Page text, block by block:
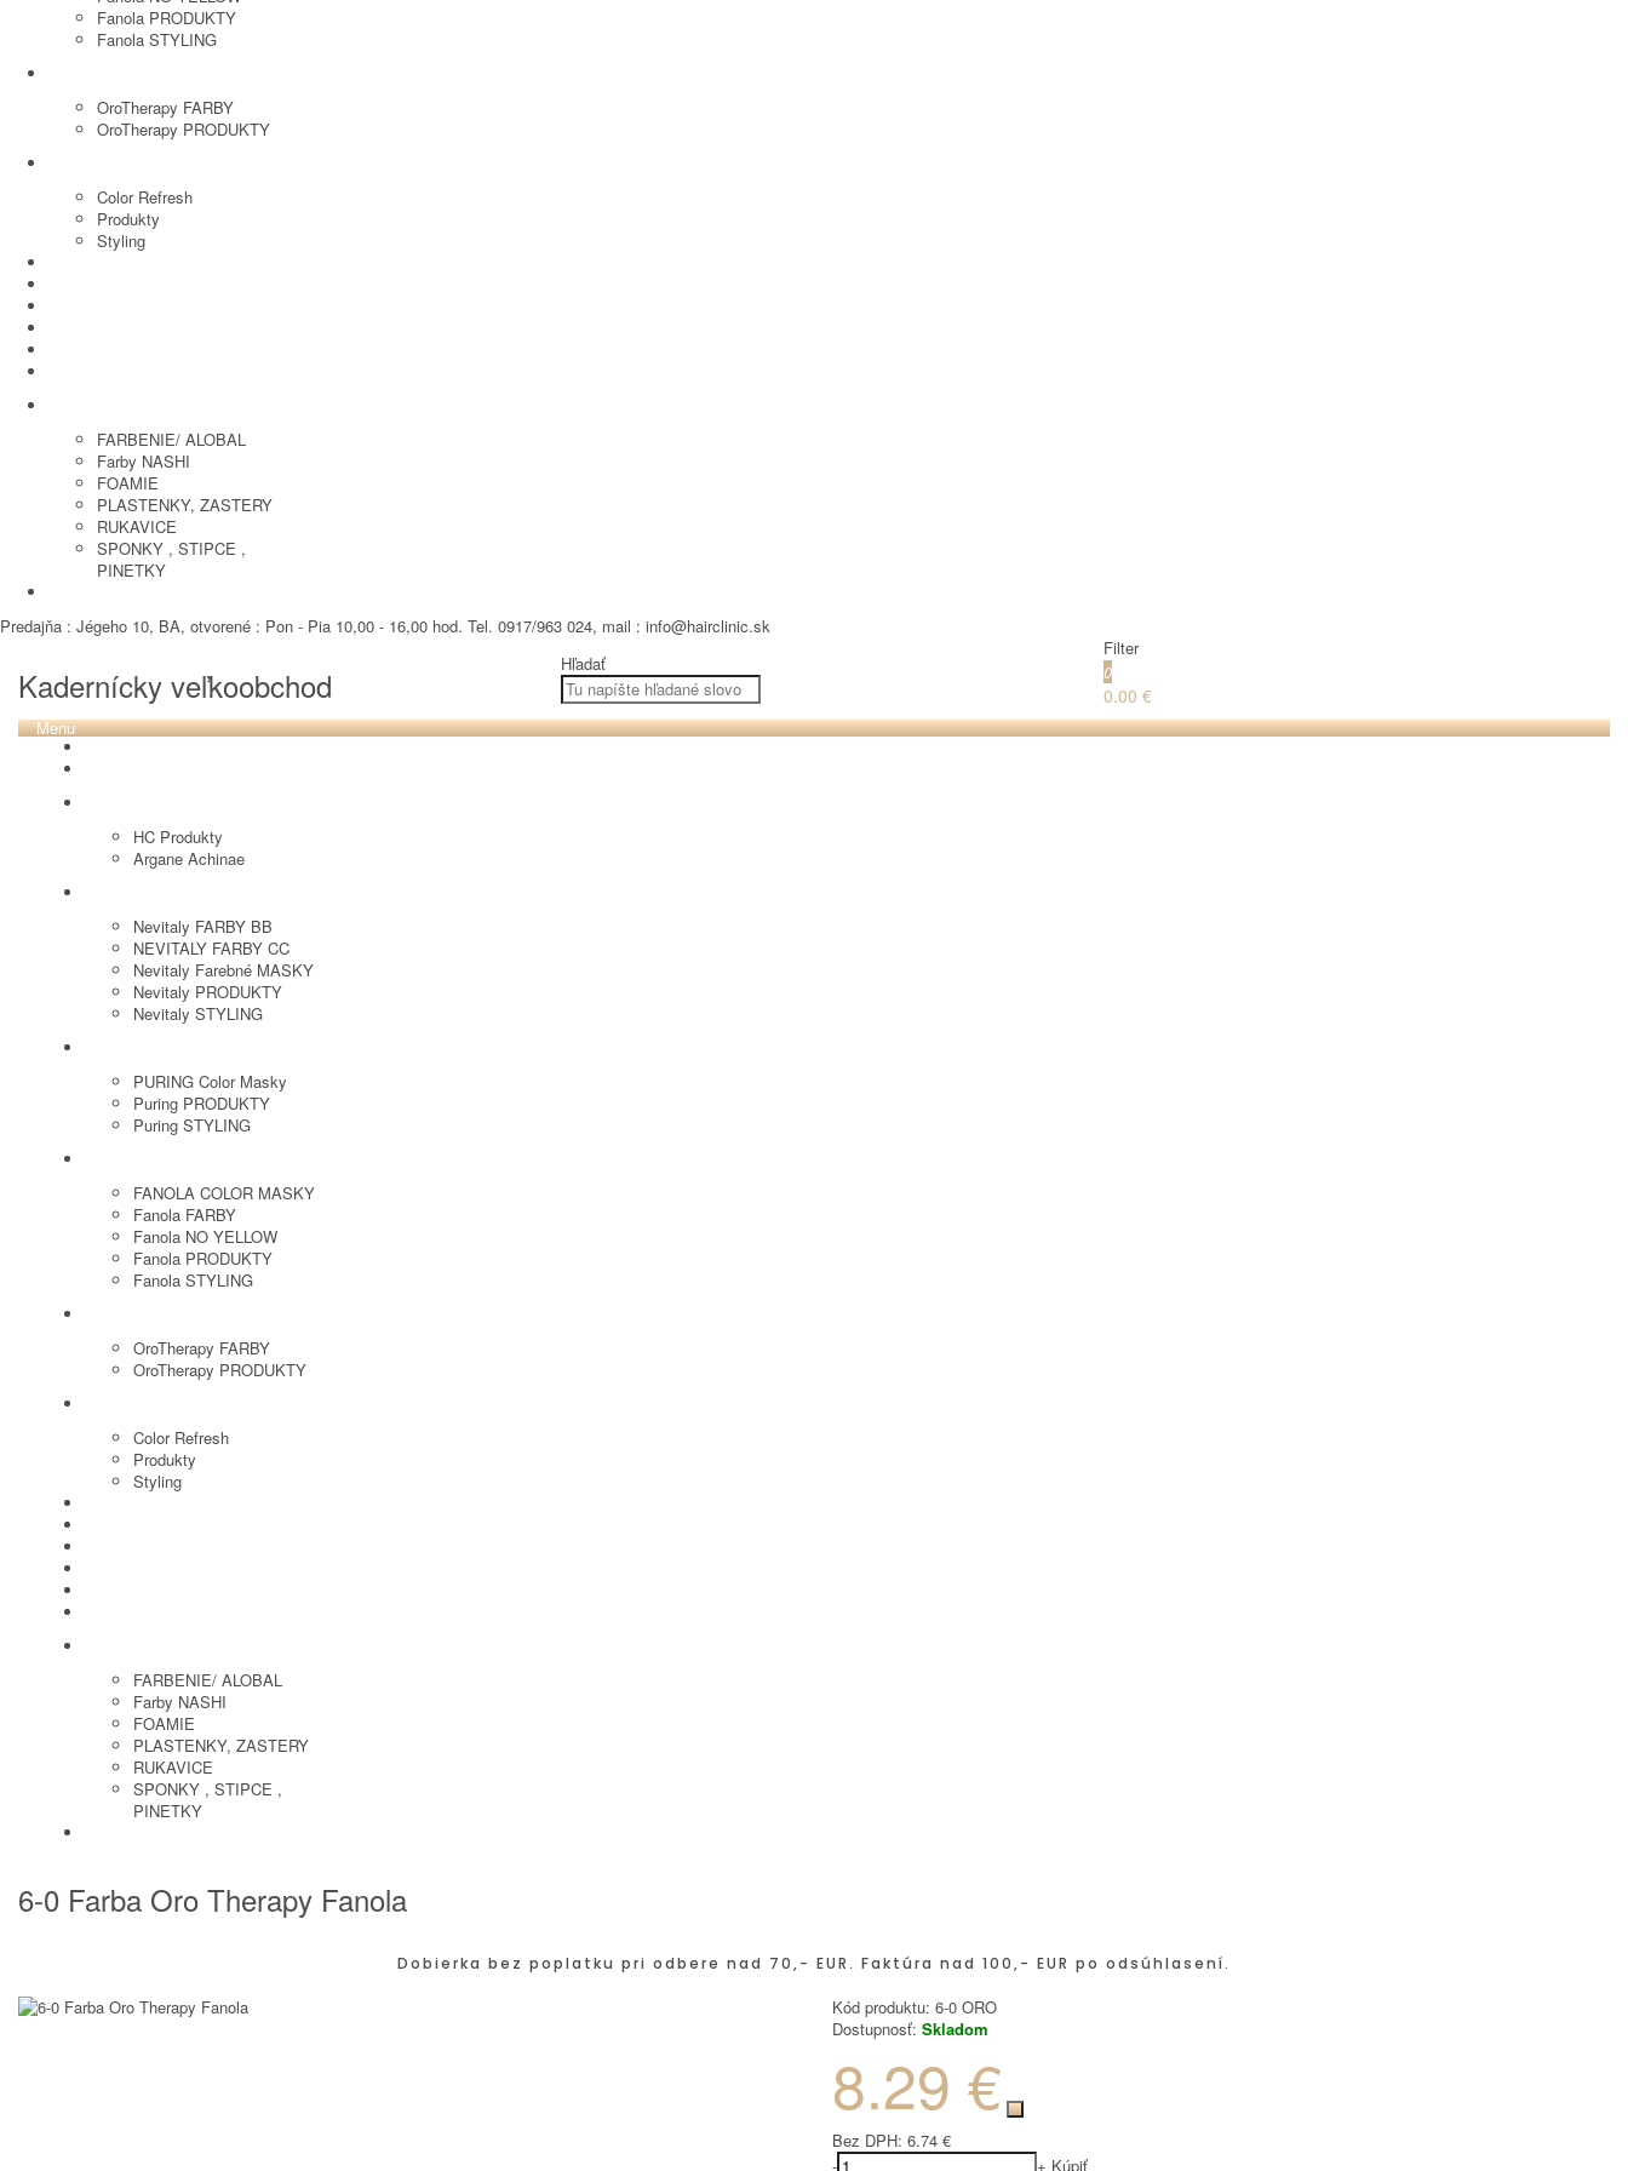
Fanola PRODUKTY
Fanola STYLING
OroTherapy FARBY
OroTherapy PRODUKTY
Color Refresh
Produkty
Styling
FARBENIE/ ALOBAL
Farby NASHI
FOAMIE
PLASTENKY, ZASTERY
RUKAVICE
SPONKY , STIPCE ,
PINETKY
Predajňa : Jégeho 10, BA, otvorené : Pon - Pia 10,00 - 16,00 hod. Tel. 0917/963 024, mail : info@hairclinic.sk
Kadernícky veľkoobchod Hľadať
Filter
0
0.00 €
Menu
HC Produkty
Argane Achinae
Nevitaly FARBY BB
NEVITALY FARBY CC
Nevitaly Farebné MASKY
Nevitaly PRODUKTY
Nevitaly STYLING
PURING Color Masky
Puring PRODUKTY
Puring STYLING
FANOLA COLOR MASKY
Fanola FARBY
Fanola NO YELLOW
Fanola PRODUKTY
Fanola STYLING
OroTherapy FARBY
OroTherapy PRODUKTY
Color Refresh
Produkty
Styling
FARBENIE/ ALOBAL
Farby NASHI
FOAMIE
PLASTENKY, ZASTERY
RUKAVICE
SPONKY , STIPCE ,
PINETKY
6-0 Farba Oro Therapy Fanola
Dobierka bez poplatku pri odbere nad 70,- EUR. Faktúra nad 100,- EUR po odsúhlasení.
Kód produktu: 6-0 ORO
Dostupnosť: Skladom
8.29 €
Bez DPH: 6.74 €
-
+ Kúpiť